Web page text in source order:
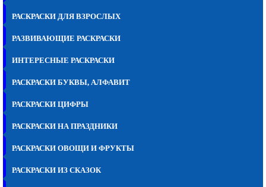
РАСКРАСКИ ДЛЯ ВЗРОСЛЫХ
РАЗВИВАЮЩИЕ РАСКРАСКИ
ИНТЕРЕСНЫЕ РАСКРАСКИ
РАСКРАСКИ БУКВЫ, АЛФАВИТ
РАСКРАСКИ ЦИФРЫ
РАСКРАСКИ НА ПРАЗДНИКИ
РАСКРАСКИ ОВОЩИ И ФРУКТЫ
РАСКРАСКИ ИЗ СКАЗОК